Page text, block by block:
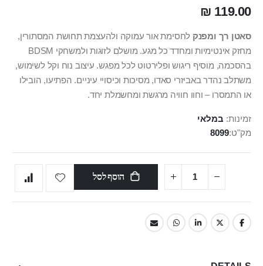
119.00 ₪
סאטן רך ומפנק לחסימת אור עמוקה ולהעצמת תחושת המסתורין,
מחזק אינטימיות ומחדד כל מגע. מושלם לזוגות ולמשחקי BDSM
בהסכמה, מוסיף ריגוש ופלירטוט לכל מפגש. עיצוב נוח וקל לשימוש,
משתלב נהדר באביזרי סאדו, מסיכות וכיסויי עיניים. הפתיעו, הובילו
או התמסרו – וחוו חוויה מרגשת ומחשמלת יחד.
זמינות: במלאי
מק"ט 8099
הוסף לסל